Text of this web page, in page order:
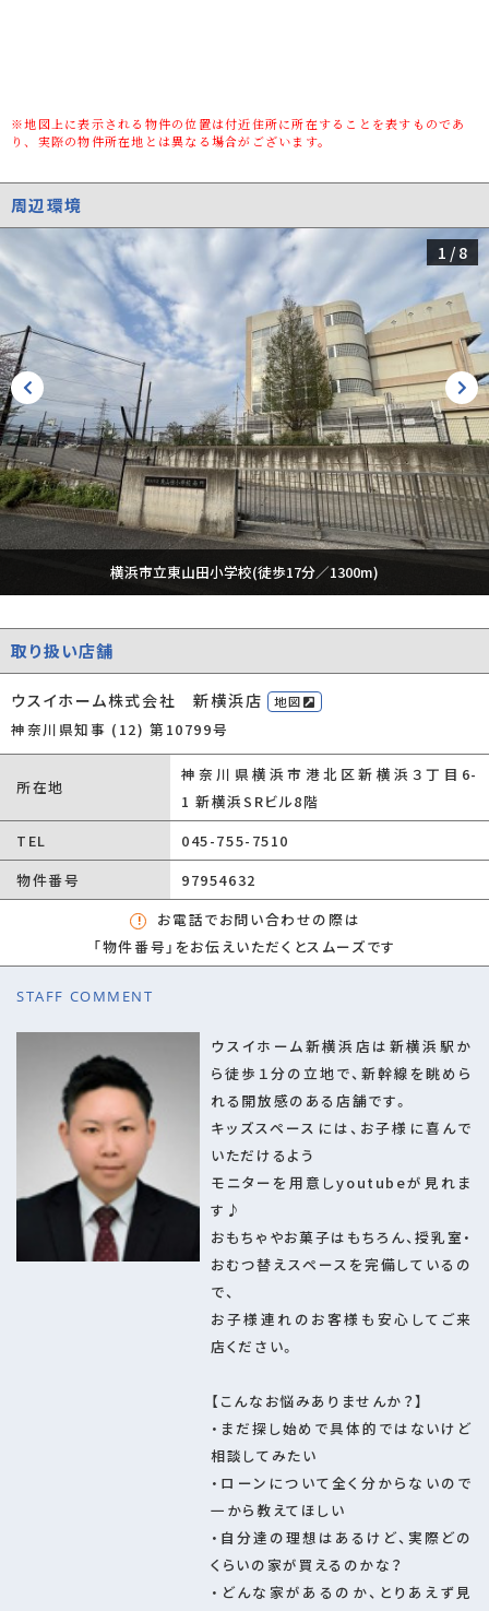
用途地域
第一種低層住居専用
種別/構造
築年数
新築
総区画数/販売
区画数
10区画/10区画
向き
現況
完成済み
その他の法令上
の制限
景観法/宅地造成及び特定盛土等規制法/高度
地区/敷地面積最低限度有
取引態様
一般媒介
相談
ン/コンロ３口/バス・トイレ別/追焚機能浴室/
浴室乾燥機/温水洗浄便座/トイレ２ヶ所/床下
備考
(1)スピード案内コース(30分）
物件最寄り駅や、現地、ご自宅などでお待ち合わせをさせて頂き、
お問い合わせ物件のご案内のみを承ります。休日のちょっとした隙間
時間を有効活用♪
お仕事帰りやお買い物ついでのご案内も勿論承っております。
(2)リモート対応コース（30分）
物件の内部や外観（今後）をリモートでご案内させて頂きます♪
ローンのご相談、資金計画もリモートでも大丈夫です！
(3)物件の魅力たっぷり紹介コース（1.5時間）
仕様の詳細について、施工物件の魅力についてなど
たっぷりご紹介します！もちろん資金計画などもご相談ください。
(4)住み替えご相談コース（2時間）
現在の家を売れば良い？貸せば良い？
今手本当に買い時？売り時？など
売却の実績も豊富ですので合わせてご相談ください♪
第25KAK建確01934号
97954632
2026年08月03日
2026年08月11日
※地図上に表示される物件の位置は付近住所に所在することを表すものであ
り、実際の物件所在地とは異なる場合がございます。
周辺環境
横浜市立東山田小学校(徒歩17分／1300m)
1 / 8
取り扱い店舗
ウスイホーム株式会社 新横浜店 地図
神奈川県知事 (12) 第10799号
所在地
神奈川県横浜市港北区新横浜３丁目6-
1 新横浜SRビル8階
TEL
045-755-7510
物件番号
97954632
お電話でお問い合わせの際は
「物件番号」をお伝えいただくとスムーズです
STAFF COMMENT
ウスイホーム新横浜店は新横浜駅か
ら徒歩１分の立地で、新幹線を眺めら
れる開放感のある店舗です。
キッズスペースには、お子様に喜んで
いただけるよう
モニターを用意しyoutubeが見れま
す♪
おもちゃやお菓子はもちろん、授乳室・
おむつ替えスペースを完備しているの
で、
お子様連れのお客様も安心してご来
店ください。
【こんなお悩みありませんか？】
・まだ探し始めで具体的ではないけど
相談してみたい
・ローンについて全く分からないので
一から教えてほしい
・自分達の理想はあるけど、実際どの
くらいの家が買えるのかな？
・どんな家があるのか、とりあえず見